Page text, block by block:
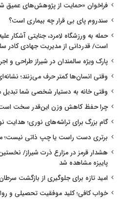
فراخوان «حمایت از پژوهش‌های عمیق
سندروم پای بی قرار چه بیماری است؟
حمله به ورزشگاه لامرد، جنایتی آشکار
است/ قدردانی از مدیریت جهادی کادر
پارک ویژه سالمندان در شیراز طراحی و
وقتی انسان‌ها کمتر حرف می‌زنند؛
وقتی خانه به دستیار شخصی شما
چرا حفظ کاهش وزن این‌قدر سخت
گام بزرگ برای تراشه‌های نوری؛ هدایت
برتری دست راست یا چپ ذاتی نیست؛
هشدار قرمز در مزارع ذرت شیراز/
پاییزه مشاهده شد
امید تازه برای جلوگیری از بازگشت
خواب کافی؛ کلید موفقیت تحصیلی و